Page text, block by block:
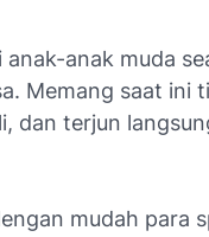
anak muda
Memang saat ini
dan terjun
mudah para